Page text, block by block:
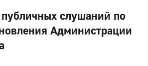
слушаний по
Администрации